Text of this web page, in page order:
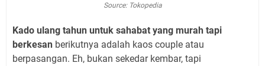
Source: Tokopedia
Kado ulang tahun untuk sahabat yang murah tapi
berkesan berikutnya adalah kaos couple atau
berpasangan. Eh, bukan sekedar kembar, tapi